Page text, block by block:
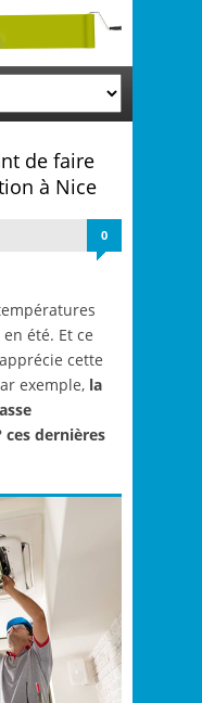
de faire
à Nice
0
été. Et ce
cette
exemple, la
ces dernières